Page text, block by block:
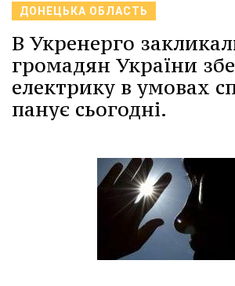
ДОНЕЦЬКА ОБЛАСТЬ
В Укренерго
громадян України
електрику в умовах
панує сьогодні.